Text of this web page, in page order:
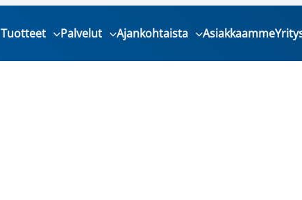
Tuotteet Palvelut Ajankohtaista Asiakkaamme